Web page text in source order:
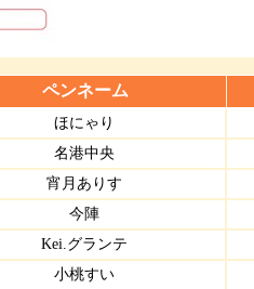
ペンネーム
ほにゃり
名港中央
宵月ありす
今陣
Kei.グランテ
小桃すい